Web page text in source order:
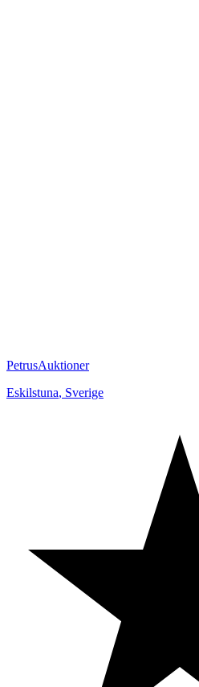
PetrusAuktioner
Eskilstuna, Sverige